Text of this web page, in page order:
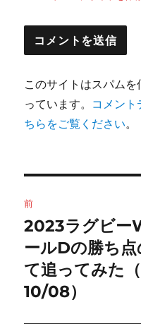
このサイトはスパム
っています。 コメント
ちらをご覧ください。
稿
ナ
ビ
前
前
の
投
稿:
2023ラグビー
ールDの勝ち
て追ってみた
10/08）